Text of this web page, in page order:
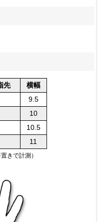
先
横幅
9.5
10
10.5
11
きで計測）